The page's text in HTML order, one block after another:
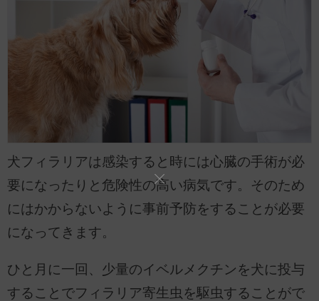
犬フィラリアは感染すると時には心臓の手術が必
要になったりと危険性の高い病気です。そのため
にはかからないように事前予防をすることが必要
になってきます。
ひと月に一回、少量のイベルメクチンを犬に投与
することでフィラリア寄生虫を駆虫することがで